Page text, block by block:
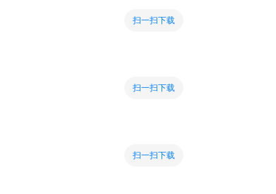
扫一扫下载
扫一扫下载
扫一扫下载